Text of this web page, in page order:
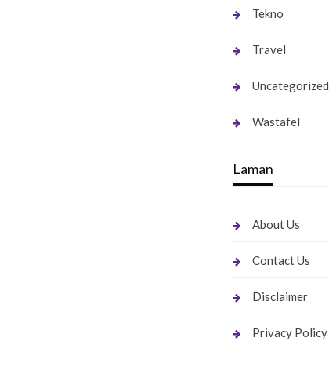
Tekno
Travel
Uncategorized
Wastafel
Laman
About Us
Contact Us
Disclaimer
Privacy Policy